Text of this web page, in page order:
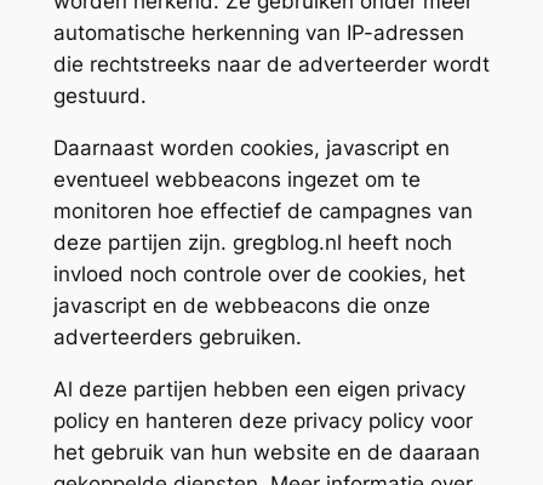
automatische herkenning van IP-adressen
die rechtstreeks naar de adverteerder wordt
gestuurd.
Daarnaast worden cookies, javascript en
eventueel webbeacons ingezet om te
monitoren hoe effectief de campagnes van
deze partijen zijn. gregblog.nl heeft noch
invloed noch controle over de cookies, het
javascript en de webbeacons die onze
adverteerders gebruiken.
Al deze partijen hebben een eigen privacy
policy en hanteren deze privacy policy voor
het gebruik van hun website en de daaraan